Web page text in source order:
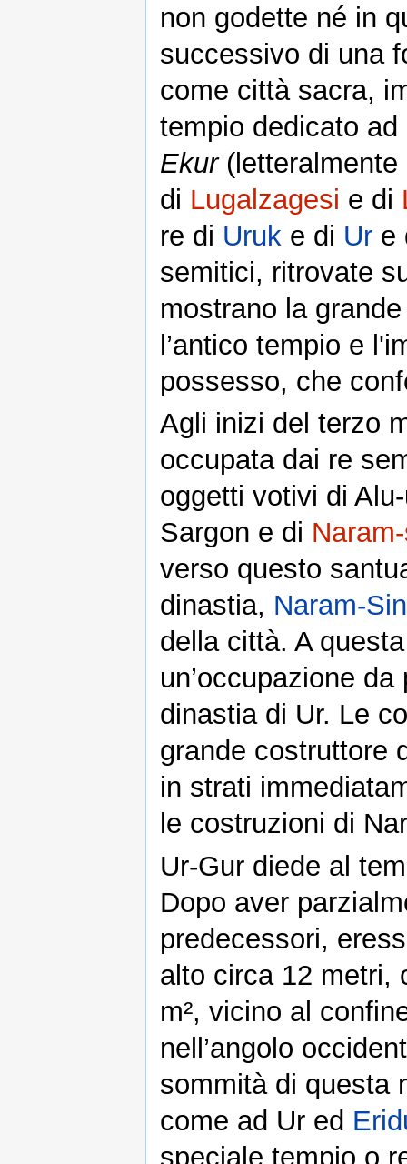
non godette né in
successivo di una
come città sacra,
tempio dedicato ad
Ekur(letteralmente
di Lugalzagesi e di
re di Uruk e di Ur e
semitici, ritrovate
mostrano la
l’antico tempio e
possesso, che
Agli inizi del terzo
occupata dai re
oggetti votivi di
Sargon e di
verso questo
dinastia, Naram-Sin
della città. A
un’occupazione
dinastia di Ur. Le
grande costruttore
in strati
le costruzioni di
Ur-Gur diede al
Dopo aver
predecessori,
alto circa 12 metri,
m², vicino al
nell’angolo
sommità di questa
come ad Ur ed
speciale tempio o